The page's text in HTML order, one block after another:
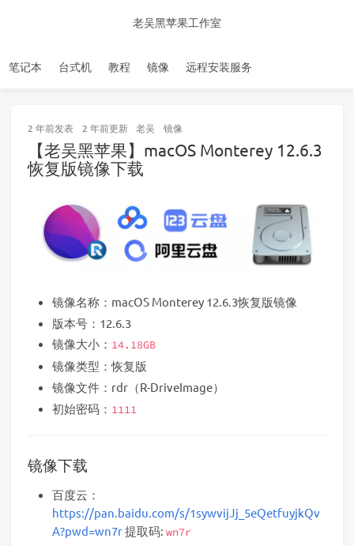
老吴黑苹果工作室
笔记本 台式机 教程 镜像 远程安装服务
2 年前发表 2 年前更新 老吴 镜像
【老吴黑苹果】macOS Monterey 12.6.3
恢复版镜像下载
镜像名称：macOS Monterey 12.6.3恢复版镜像
版本号：12.6.3
镜像大小： 14.18GB
镜像类型：恢复版
镜像文件：rdr（R-DriveImage）
初始密码： 1111
镜像下载
百度云：
https://pan.baidu.com/s/1sywvijJj_5eQetfuyjkQv
A?pwd=wn7r提取码: wn7r